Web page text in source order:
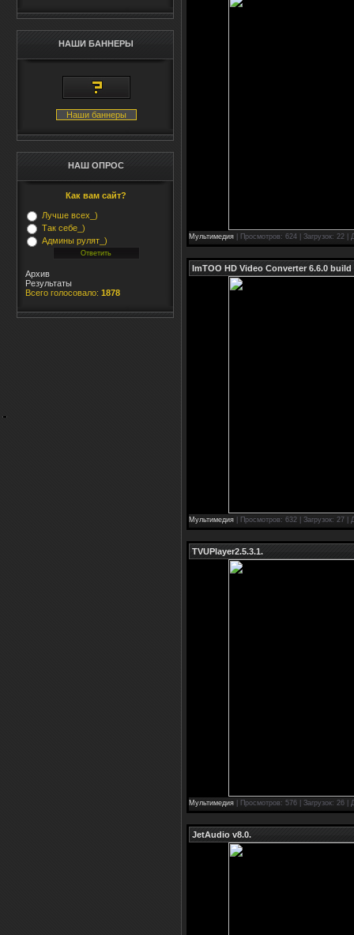
НАШИ БАННЕРЫ
Наши баннеры
НАШ ОПРОС
Как вам сайт?
Лучше всех_)
Так себе_)
Админы рулят_)
Архив
Результаты
Всего голосовало: 1878
Мультимедия | Просмотров: 624 | Загрузок: 22 |
ImTOO HD Video Converter 6.6.0 build
Мультимедия | Просмотров: 632 | Загрузок: 27 |
TVUPlayer2.5.3.1.
Мультимедия | Просмотров: 576 | Загрузок: 26 |
JetAudio v8.0.